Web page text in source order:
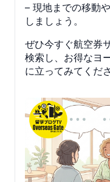
– 現地までの移動
しましょう。
ぜひ今すぐ航空券
検索し、お得なヨ
に立ってみてくだ